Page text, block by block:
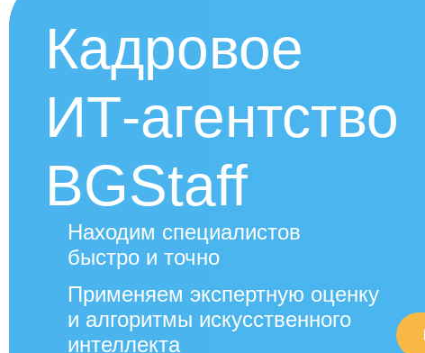
Кадровое
ИТ-агентство
BGStaff
Находим специалистов
быстро и точно
Применяем экспертную оценку
и алгоритмы искусственного
интеллекта